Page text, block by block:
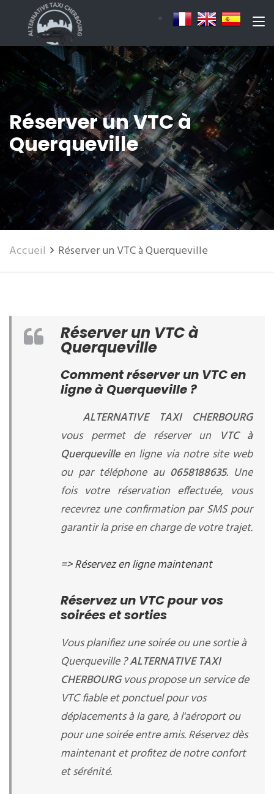
Réserver un VTC à
Querqueville
Accueil Réserver un VTC à Querqueville
Réserver un VTC à
Querqueville
Comment réserver un VTC en
ligne à Querqueville ?
ALTERNATIVE TAXI CHERBOURG
vous permet de réserver un VTC à
Querquevilleen ligne via notre site web
ou par téléphone au 0658188635. Une
fois votre réservation effectuée, vous
recevrez une confirmation par SMS pour
garantir la prise en charge de votre trajet.
=> Réservez en ligne maintenant
Réservez un VTC pour vos
soirées et sorties
Vous planifiez une soirée ou une sortie à
Querqueville ?ALTERNATIVE TAXI
CHERBOURGvous propose un service de
VTC fiable et ponctuel pour vos
déplacements à la gare, à l'aéroport ou
pour une soirée entre amis. Réservez dès
maintenant et profitez de notre confort
et sérénité.